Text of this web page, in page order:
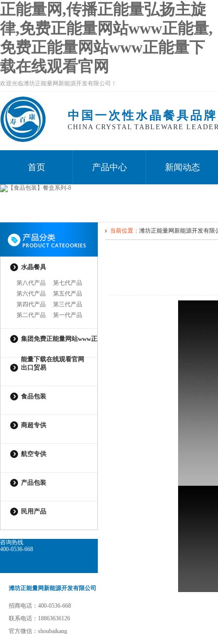
正能量网,传播正能量弘扬主旋
律,免费正能量网站www正能量,
免费正能量网站www正能量下
载在线观看官网
欢迎光临潍坊正能量网新能源开发有限公司！
中国一次性水晶餐具品牌
CHINA CRYSTAL TABLEWARE
首页 产品中心 新闻动态
水晶餐具
第八代产品
第七代产品
第六代产品
第五代产品
第四代产品
第三代产品
第二代产品
第一代产品
集团免费正能量网站www正
能量下载在线观看官网
出口贸易
食品包装
商超专供
航空专供
产品包装
民用产品
咨询热线
400-0536-668
潍坊正能量网新能源开发有限公司
招商电话：400-0536-668
联系电话：18863636126
官方微信：shoubaikang
当前位置： 潍坊正能量网新能源开发有限